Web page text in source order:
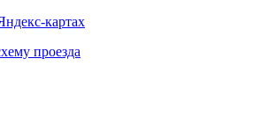
картах
проезда